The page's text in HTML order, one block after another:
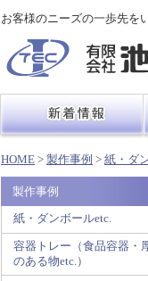
お客様のニーズの一歩先を
HOME > 製作事例 > 紙・ダ
製作事例
紙・ダンボールetc.
容器トレー（食品容器・
のある物etc.）